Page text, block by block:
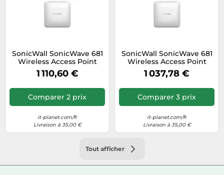
SonicWall SonicWave 681
Wireless Access Point
with Advanced Secure
Wireless Network
1 110,60 €
Comparer 2 prix
it-planet.com/fr
Livraison à 35,00 €
SonicWall SonicWave 681
Wireless Access Point
with Secure Wireless
Network Managment and
1 037,78 €
Comparer 3 prix
it-planet.com/fr
Livraison à 35,00 €
Tout afficher